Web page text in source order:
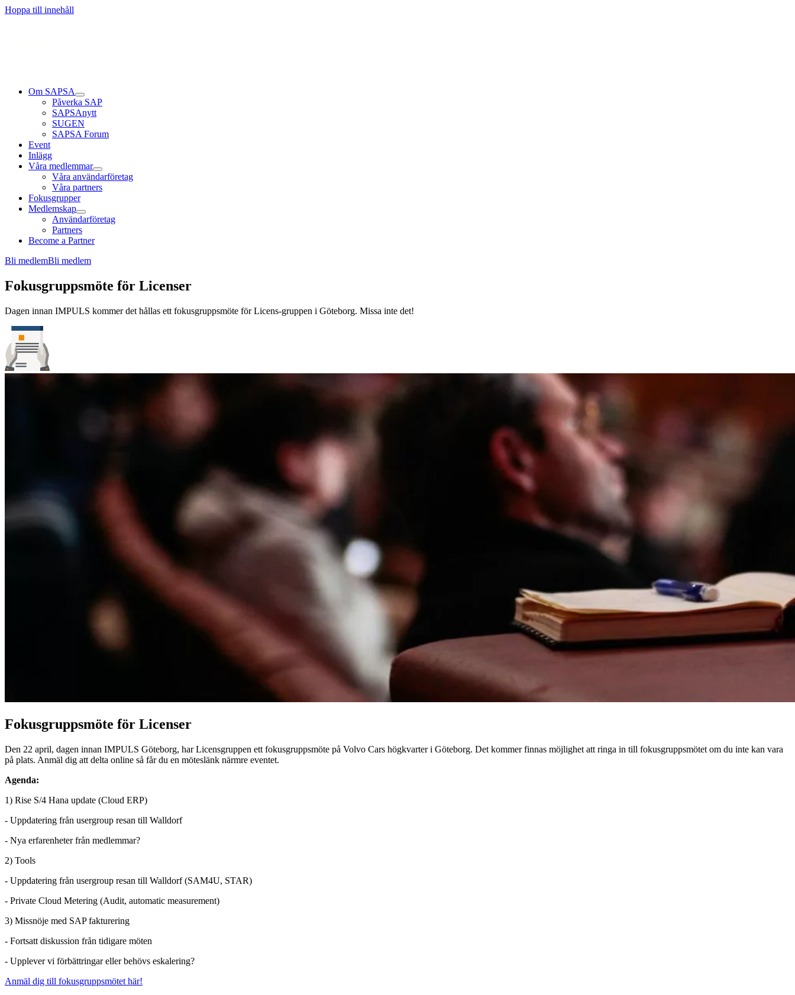
Hoppa till innehåll
Om SAPSA
Påverka SAP
SAPSAnytt
SUGEN
SAPSA Forum
Event
Inlägg
Våra medlemmar
Våra användarföretag
Våra partners
Fokusgrupper
Medlemskap
Användarföretag
Partners
Become a Partner
Bli medlemBli medlem
Fokusgruppsmöte för Licenser
Dagen innan IMPULS kommer det hållas ett fokusgruppsmöte för Licens-gruppen i Göteborg. Missa inte det!
Fokusgruppsmöte för Licenser
Den 22 april, dagen innan IMPULS Göteborg, har Licensgruppen ett fokusgruppsmöte på Volvo Cars högkvarter i Göteborg. Det kommer finnas möjlighet att ringa in till fokusgruppsmötet om du inte kan vara
på plats. Anmäl dig att delta online så får du en möteslänk närmre eventet.
Agenda:
1) Rise S/4 Hana update (Cloud ERP)
- Uppdatering från usergroup resan till Walldorf
- Nya erfarenheter från medlemmar?
2) Tools
- Uppdatering från usergroup resan till Walldorf (SAM4U, STAR)
- Private Cloud Metering (Audit, automatic measurement)
3) Missnöje med SAP fakturering
- Fortsatt diskussion från tidigare möten
- Upplever vi förbättringar eller behövs eskalering?
Anmäl dig till fokusgruppsmötet här!
Läs mer
Läs mer
Läs mer